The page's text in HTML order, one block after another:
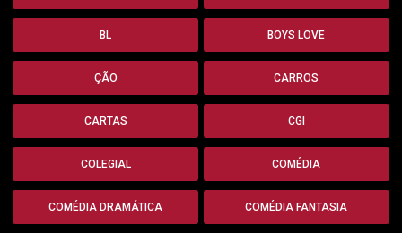
BL BOYS LOVE
ÇÃO CARROS
CARTAS CGI
COLEGIAL COMÉDIA
COMÉDIA DRAMÁTICA COMÉDIA FANTASIA